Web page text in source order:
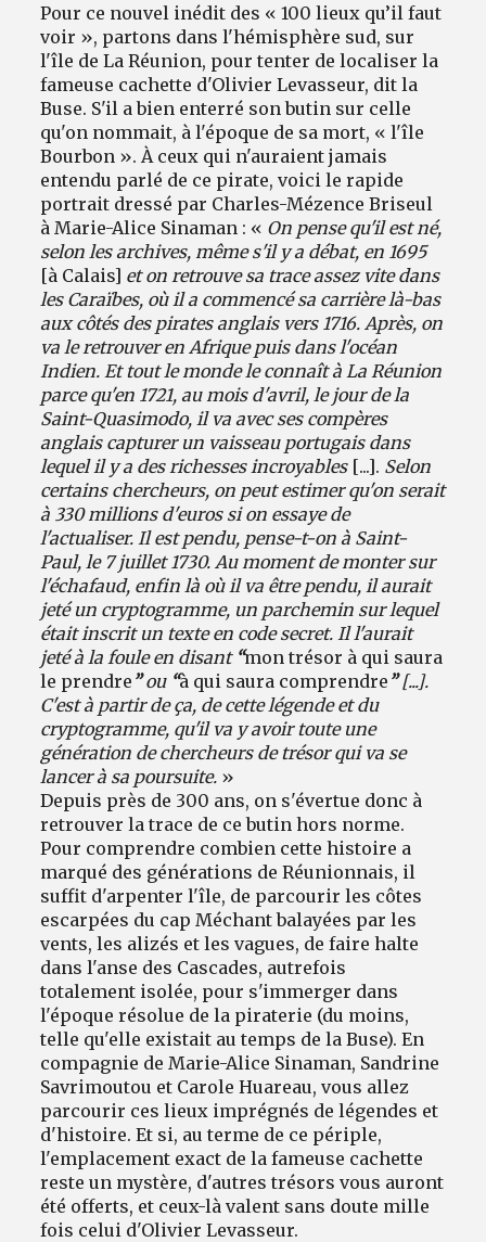
Pour ce nouvel inédit des « 100 lieux qu’il faut
voir », partons dans l'hémisphère sud, sur
l'île de La Réunion, pour tenter de localiser la
fameuse cachette d'Olivier Levasseur, dit la
Buse. S'il a bien enterré son butin sur celle
qu'on nommait, à l'époque de sa mort, « l'île
Bourbon ». À ceux qui n'auraient jamais
entendu parlé de ce pirate, voici le rapide
portrait dressé par Charles-Mézence Briseul
à Marie-Alice Sinaman : « On pense qu'il est né,
selon les archives, même s'il y a débat, en 1695
[à Calais] et on retrouve sa trace assez vite dans
les Caraïbes, où il a commencé sa carrière là-bas
aux côtés des pirates anglais vers 1716. Après, on
va le retrouver en Afrique puis dans l'océan
Indien. Et tout le monde le connaît à La Réunion
parce qu'en 1721, au mois d'avril, le jour de la
Saint-Quasimodo, il va avec ses compères
anglais capturer un vaisseau portugais dans
lequel il y a des richesses incroyables [...]. Selon
certains chercheurs, on peut estimer qu'on serait
à 330 millions d'euros si on essaye de
l'actualiser. Il est pendu, pense-t-on à Saint-
Paul, le 7 juillet 1730. Au moment de monter sur
l'échafaud, enfin là où il va être pendu, il aurait
jeté un cryptogramme, un parchemin sur lequel
était inscrit un texte en code secret. Il l'aurait
jeté à la foule en disant “mon trésor à qui saura
le prendre ”ou “à qui saura comprendre ”[...].
C'est à partir de ça, de cette légende et du
cryptogramme, qu'il va y avoir toute une
génération de chercheurs de trésor qui va se
lancer à sa poursuite. »
Depuis près de 300 ans, on s'évertue donc à
retrouver la trace de ce butin hors norme.
Pour comprendre combien cette histoire a
marqué des générations de Réunionnais, il
suffit d'arpenter l'île, de parcourir les côtes
escarpées du cap Méchant balayées par les
vents, les alizés et les vagues, de faire halte
dans l'anse des Cascades, autrefois
totalement isolée, pour s'immerger dans
l'époque résolue de la piraterie (du moins,
telle qu'elle existait au temps de la Buse). En
compagnie de Marie-Alice Sinaman, Sandrine
Savrimoutou et Carole Huareau, vous allez
parcourir ces lieux imprégnés de légendes et
d'histoire. Et si, au terme de ce périple,
l'emplacement exact de la fameuse cachette
reste un mystère, d'autres trésors vous auront
été offerts, et ceux-là valent sans doute mille
fois celui d'Olivier Levasseur.